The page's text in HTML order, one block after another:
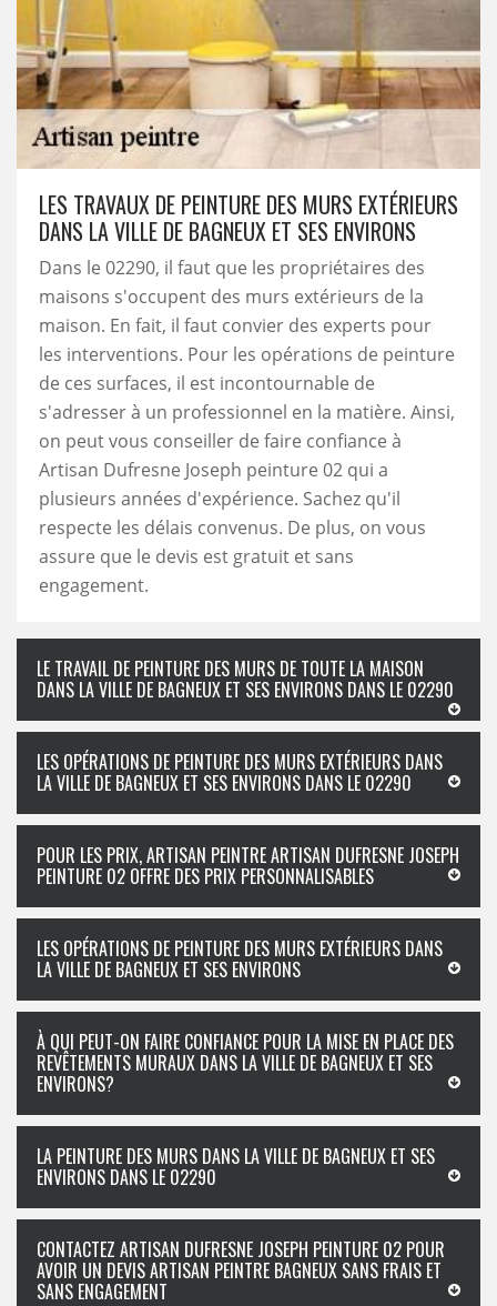
LES TRAVAUX DE PEINTURE DES MURS EXTÉRIEURS
DANS LA VILLE DE BAGNEUX ET SES ENVIRONS
Dans le 02290, il faut que les propriétaires des
maisons s'occupent des murs extérieurs de la
maison. En fait, il faut convier des experts pour
les interventions. Pour les opérations de peinture
de ces surfaces, il est incontournable de
s'adresser à un professionnel en la matière. Ainsi,
on peut vous conseiller de faire confiance à
Artisan Dufresne Joseph peinture 02 qui a
plusieurs années d'expérience. Sachez qu'il
respecte les délais convenus. De plus, on vous
assure que le devis est gratuit et sans
engagement.
LE TRAVAIL DE PEINTURE DES MURS DE TOUTE LA MAISON
DANS LA VILLE DE BAGNEUX ET SES ENVIRONS DANS LE 02290
LES OPÉRATIONS DE PEINTURE DES MURS EXTÉRIEURS DANS
LA VILLE DE BAGNEUX ET SES ENVIRONS DANS LE 02290
POUR LES PRIX, ARTISAN PEINTRE ARTISAN DUFRESNE JOSEPH
PEINTURE 02 OFFRE DES PRIX PERSONNALISABLES
LES OPÉRATIONS DE PEINTURE DES MURS EXTÉRIEURS DANS
LA VILLE DE BAGNEUX ET SES ENVIRONS
À QUI PEUT-ON FAIRE CONFIANCE POUR LA MISE EN PLACE DES
REVÊTEMENTS MURAUX DANS LA VILLE DE BAGNEUX ET SES
ENVIRONS?
LA PEINTURE DES MURS DANS LA VILLE DE BAGNEUX ET SES
ENVIRONS DANS LE 02290
CONTACTEZ ARTISAN DUFRESNE JOSEPH PEINTURE 02 POUR
AVOIR UN DEVIS ARTISAN PEINTRE BAGNEUX SANS FRAIS ET
SANS ENGAGEMENT